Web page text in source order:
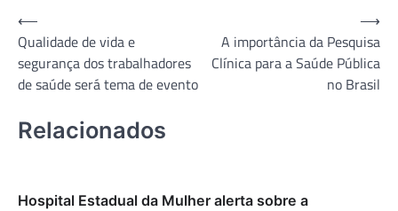
Navegação
de
Post
⟵
Qualidade de vida e
segurança dos trabalhadores
de saúde será tema de evento
A importância da Pesquisa
Clínica para a Saúde Pública
no Brasil
⟶
Relacionados
Hospital Estadual da Mulher alerta sobre a